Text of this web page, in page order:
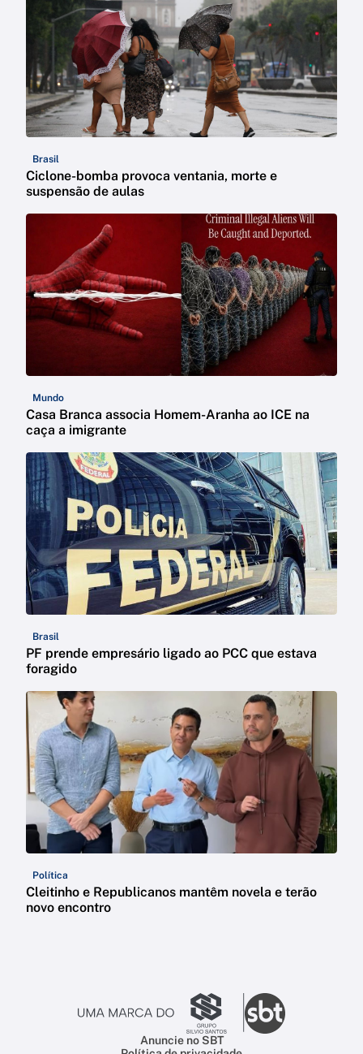
Brasil
Ciclone-bomba provoca ventania, morte e
suspensão de aulas
Mundo
Casa Branca associa Homem-Aranha ao ICE na
caça a imigrante
Brasil
PF prende empresário ligado ao PCC que estava
foragido
Política
Cleitinho e Republicanos mantêm novela e terão
novo encontro
Anuncie no SBT